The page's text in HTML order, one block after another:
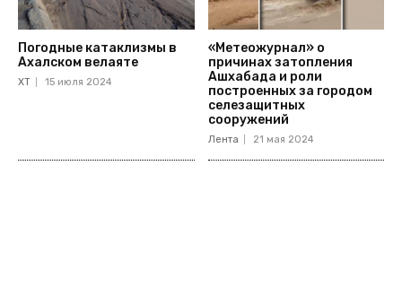
Погодные катаклизмы в
Ахалском велаяте
ХТ 15 июля 2024
«Метеожурнал» о
причинах затопления
Ашхабада и роли
построенных за городом
селезащитных
сооружений
Лента 21 мая 2024